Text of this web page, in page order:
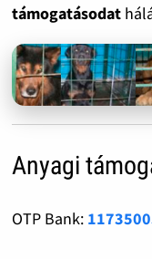
támogatásodat
Anyagi
OTP Bank: